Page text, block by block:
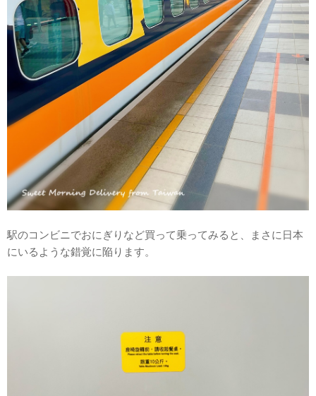
駅のコンビニでおにぎりなど買って乗ってみると、まさに日本
にいるような錯覚に陥ります。